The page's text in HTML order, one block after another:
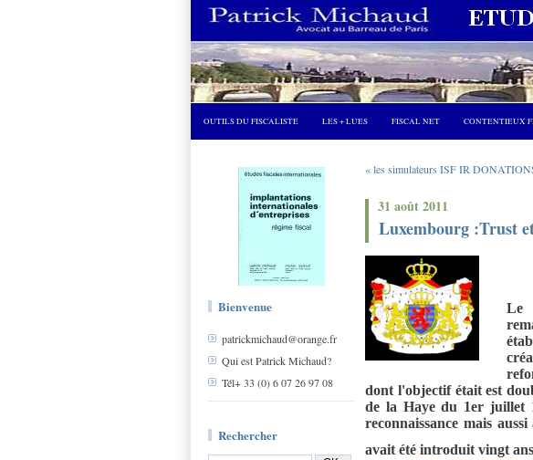
OUTILS DU FISCALISTE LES + LUES FISCAL NET CONTENTIEUX
Bienvenue
patrickmichaud@orange.fr
Qui est Patrick Michaud?
Tél+ 33 (0) 6 07 26 97 08
Rechercher
« les simulateurs ISF IR
31 août 2011
Luxembourg :Trust
Le
dont l'objectif était est
de la Haye du 1er juillet
reconnaissance mais
avait été introduit vingt